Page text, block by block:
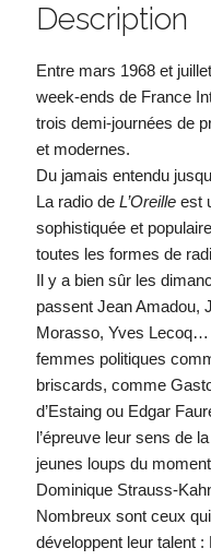
Description
Entre mars 1968 et
week-ends de France
trois demi-journées de
et modernes.
Du jamais entendu
La radio de L’Oreilleest
sophistiquée et
toutes les formes de
Il y a bien sûr les
passent Jean Amadou,
Morasso, Yves Lecoq…
femmes politiques
briscards, comme
d’Estaing ou Edgar
l’épreuve leur sens de
jeunes loups du
Dominique Strauss-
Nombreux sont ceux
développent leur talent :